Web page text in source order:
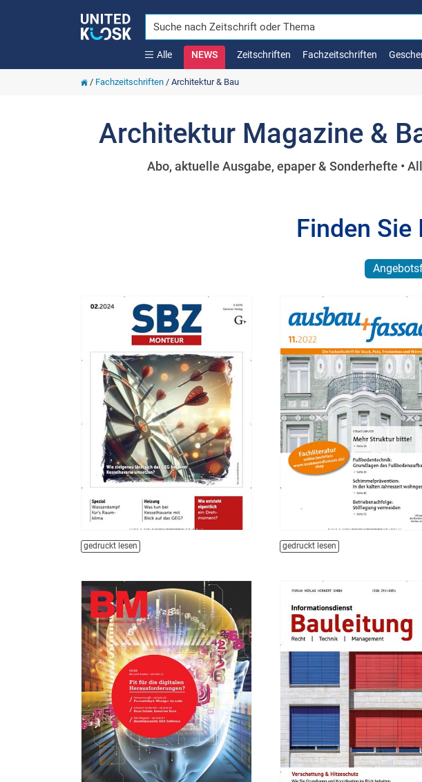
Alle NEWS Zeitschriften Fachzeitschriften
/ Fachzeitschriften/ Architektur & Bau
Architektur Magazine &
Abo, aktuelle Ausgabe, epaper & Sonderhefte •
Finden
gedruckt lesen gedruckt lesen